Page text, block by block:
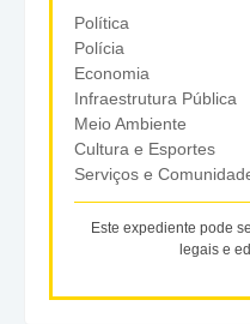
Política
Polícia
Economia
Infraestrutura Pública
Meio Ambiente
Cultura e Esportes
Serviços e
Este expediente pode
legais e